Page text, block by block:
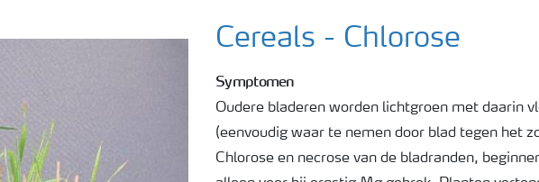
Cereals - Chlorose
Symptomen
Oudere bladeren worden lichtgroen met daarin
(eenvoudig waar te nemen door blad tegen het
Chlorose en necrose van de bladranden,